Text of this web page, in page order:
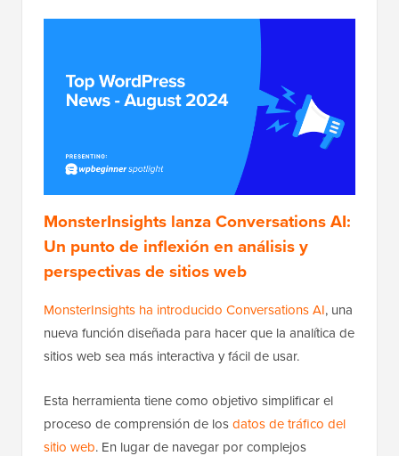
MonsterInsights lanza Conversations AI:
Un punto de inflexión en análisis y
perspectivas de sitios web
MonsterInsights ha introducido Conversations AI, una
nueva función diseñada para hacer que la analítica de
sitios web sea más interactiva y fácil de usar.
Esta herramienta tiene como objetivo simplificar el
proceso de comprensión de losdatos de tráfico del
sitio web. En lugar de navegar por complejos